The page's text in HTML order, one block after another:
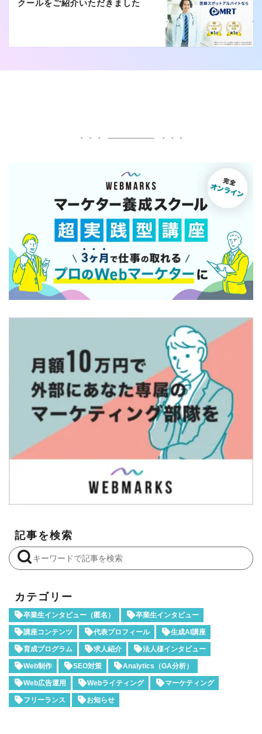
クールをご紹介いただきました
記事を検索
カテゴリー
卒業生インタビュー（匿名） 卒業生インタビュー
講座コンテンツ 代表プロフィール 生成AI講座
育成プログラム 求人紹介 法人様インタビュー
Web制作 SEO対策 Analytics（GA分析）
Web広告運用 Webライティング マーケティング
フリーランス お知らせ